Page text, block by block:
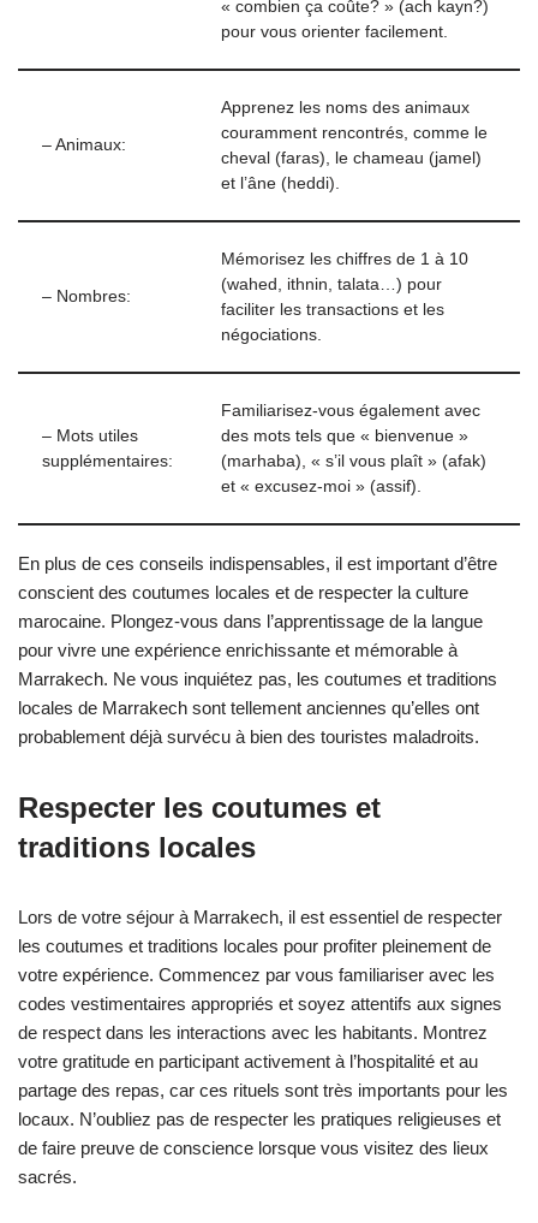
« combien ça coûte? » (ach kayn?)
pour vous orienter facilement.
– Animaux:
Apprenez les noms des animaux
couramment rencontrés, comme le
cheval (faras), le chameau (jamel)
et l’âne (heddi).
– Nombres:
Mémorisez les chiffres de 1 à 10
(wahed, ithnin, talata…) pour
faciliter les transactions et les
négociations.
– Mots utiles
supplémentaires:
Familiarisez-vous également avec
des mots tels que « bienvenue »
(marhaba), « s’il vous plaît » (afak)
et « excusez-moi » (assif).
En plus de ces conseils indispensables, il est important d’être
conscient des coutumes locales et de respecter la culture
marocaine. Plongez-vous dans l’apprentissage de la langue
pour vivre une expérience enrichissante et mémorable à
Marrakech. Ne vous inquiétez pas, les coutumes et traditions
locales de Marrakech sont tellement anciennes qu’elles ont
probablement déjà survécu à bien des touristes maladroits.
Respecter les coutumes et
traditions locales
Lors de votre séjour à Marrakech, il est essentiel de respecter
les coutumes et traditions locales pour profiter pleinement de
votre expérience. Commencez par vous familiariser avec les
codes vestimentaires appropriés et soyez attentifs aux signes
de respect dans les interactions avec les habitants. Montrez
votre gratitude en participant activement à l’hospitalité et au
partage des repas, car ces rituels sont très importants pour les
locaux. N’oubliez pas de respecter les pratiques religieuses et
de faire preuve de conscience lorsque vous visitez des lieux
sacrés.